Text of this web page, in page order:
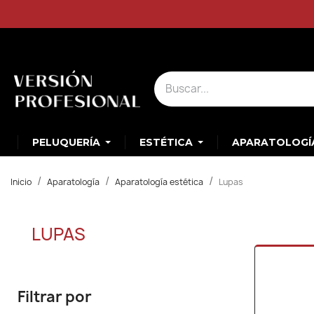
PELUQUERÍA ESTÉTICA
Inicio Aparatología Aparatología estética Lupas
LUPAS
Filtrar por